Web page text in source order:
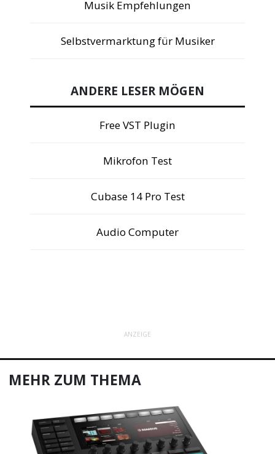
Musik Empfehlungen
Selbstvermarktung für Musiker
ANDERE LESER MÖGEN
Free VST Plugin
Mikrofon Test
Cubase 14 Pro Test
Audio Computer
ANZEIGE
MEHR ZUM THEMA